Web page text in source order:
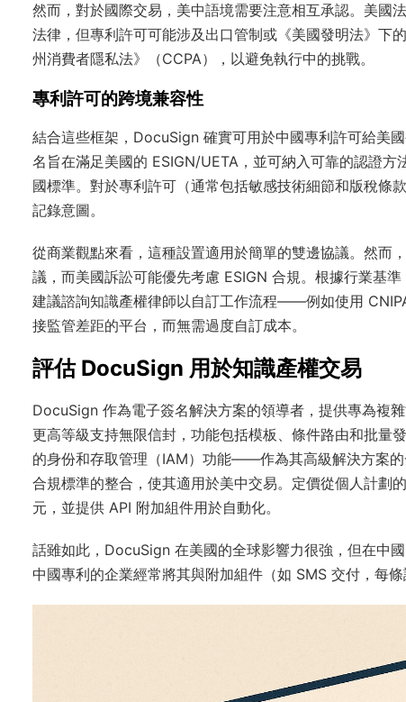
然而，對於國際交易，美中語境需要注意相互承認。美國
法律，但專利許可可能涉及出口管制或《美國發明法》下
州消費者隱私法》（CCPA），以避免執行中的挑戰。
專利許可的跨境兼容性
結合這些框架，DocuSign 確實可用於中國專利許可給美
名旨在滿足美國的 ESIGN/UETA，並可納入可靠的認證
國標準。對於專利許可（通常包括敏感技術細節和版稅條
記錄意圖。
從商業觀點來看，這種設置適用於簡單的雙邊協議。然而
議，而美國訴訟可能優先考慮 ESIGN 合規。根據行業基
建議諮詢知識產權律師以自訂工作流程——例如使用
接監管差距的平台，而無需過度自訂成本。
評估 DocuSign 用於知識產權交易
DocuSign 作為電子簽名解決方案的領導者，提供專為複
更高等級支持無限信封，功能包括模板、條件路由和批量
的身份和存取管理（IAM）功能——作為其高級解決方案
合規標準的整合，使其適用於美中交易。定價從個人計劃
元，並提供 API 附加組件用於自動化。
話雖如此，DocuSign 在美國的全球影響力很強，但在中
中國專利的企業經常將其與附加組件（如 SMS 交付，每